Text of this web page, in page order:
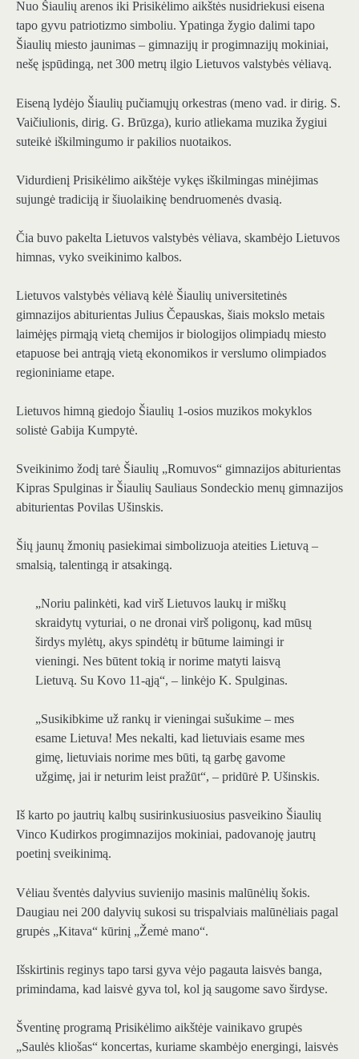
Nuo Šiaulių arenos iki Prisikėlimo aikštės nusidriekusi eisena
tapo gyvu patriotizmo simboliu. Ypatinga žygio dalimi tapo
Šiaulių miesto jaunimas – gimnazijų ir progimnazijų mokiniai,
nešę įspūdingą, net 300 metrų ilgio Lietuvos valstybės vėliavą.
Eiseną lydėjo Šiaulių pučiamųjų orkestras (meno vad. ir dirig. S.
Vaičiulionis, dirig. G. Brūzga), kurio atliekama muzika žygiui
suteikė iškilmingumo ir pakilios nuotaikos.
Vidurdienį Prisikėlimo aikštėje vykęs iškilmingas minėjimas
sujungė tradiciją ir šiuolaikinę bendruomenės dvasią.
Čia buvo pakelta Lietuvos valstybės vėliava, skambėjo Lietuvos
himnas, vyko sveikinimo kalbos.
Lietuvos valstybės vėliavą kėlė Šiaulių universitetinės
gimnazijos abiturientas Julius Čepauskas, šiais mokslo metais
laimėjęs pirmąją vietą chemijos ir biologijos olimpiadų miesto
etapuose bei antrąją vietą ekonomikos ir verslumo olimpiados
regioniniame etape.
Lietuvos himną giedojo Šiaulių 1-osios muzikos mokyklos
solistė Gabija Kumpytė.
Sveikinimo žodį tarė Šiaulių „Romuvos“ gimnazijos abiturientas
Kipras Spulginas ir Šiaulių Sauliaus Sondeckio menų gimnazijos
abiturientas Povilas Ušinskis.
Šių jaunų žmonių pasiekimai simbolizuoja ateities Lietuvą –
smalsią, talentingą ir atsakingą.
„Noriu palinkėti, kad virš Lietuvos laukų ir miškų
skraidytų vyturiai, o ne dronai virš poligonų, kad mūsų
širdys mylėtų, akys spindėtų ir būtume laimingi ir
vieningi. Nes būtent tokią ir norime matyti laisvą
Lietuvą. Su Kovo 11-ąją“, – linkėjo K. Spulginas.
„Susikibkime už rankų ir vieningai sušukime – mes
esame Lietuva! Mes nekalti, kad lietuviais esame mes
gimę, lietuviais norime mes būti, tą garbę gavome
užgimę, jai ir neturim leist pražūt“, – pridūrė P. Ušinskis.
Iš karto po jautrių kalbų susirinkusiuosius pasveikino Šiaulių
Vinco Kudirkos progimnazijos mokiniai, padovanoję jautrų
poetinį sveikinimą.
Vėliau šventės dalyvius suvienijo masinis malūnėlių šokis.
Daugiau nei 200 dalyvių sukosi su trispalviais malūnėliais pagal
grupės „Kitava“ kūrinį „Žemė mano“.
Išskirtinis reginys tapo tarsi gyva vėjo pagauta laisvės banga,
primindama, kad laisvė gyva tol, kol ją saugome savo širdyse.
Šventinę programą Prisikėlimo aikštėje vainikavo grupės
„Saulės kliošas“ koncertas, kuriame skambėjo energingi, laisvės